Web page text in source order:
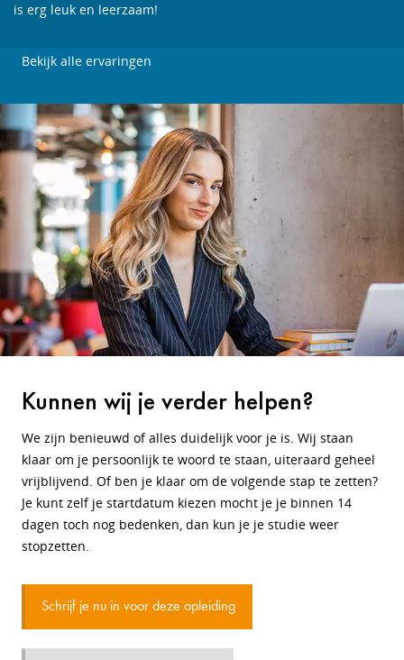
is erg leuk en leerzaam!
Bekijk alle ervaringen
Kunnen wij je verder helpen?
We zijn benieuwd of alles duidelijk voor je is. Wij staan
klaar om je persoonlijk te woord te staan, uiteraard geheel
vrijblijvend. Of ben je klaar om de volgende stap te zetten?
Je kunt zelf je startdatum kiezen mocht je je binnen 14
dagen toch nog bedenken, dan kun je je studie weer
stopzetten.
Schrijf je nu in voor deze opleiding